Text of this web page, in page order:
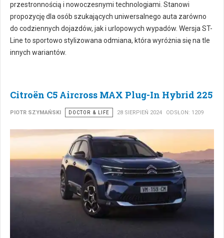
przestronnością i nowoczesnymi technologiami. Stanowi
propozycję dla osób szukających uniwersalnego auta zarówno
do codziennych dojazdów, jak i urlopowych wypadów. Wersja ST-
Line to sportowo stylizowana odmiana, która wyróżnia się na tle
innych wariantów.
Citroën C5 Aircross MAX Plug-In Hybrid 225
PIOTR SZYMAŃSKI DOCTOR & LIFE 28 SIERPIEŃ 2024 ODSŁON: 1209